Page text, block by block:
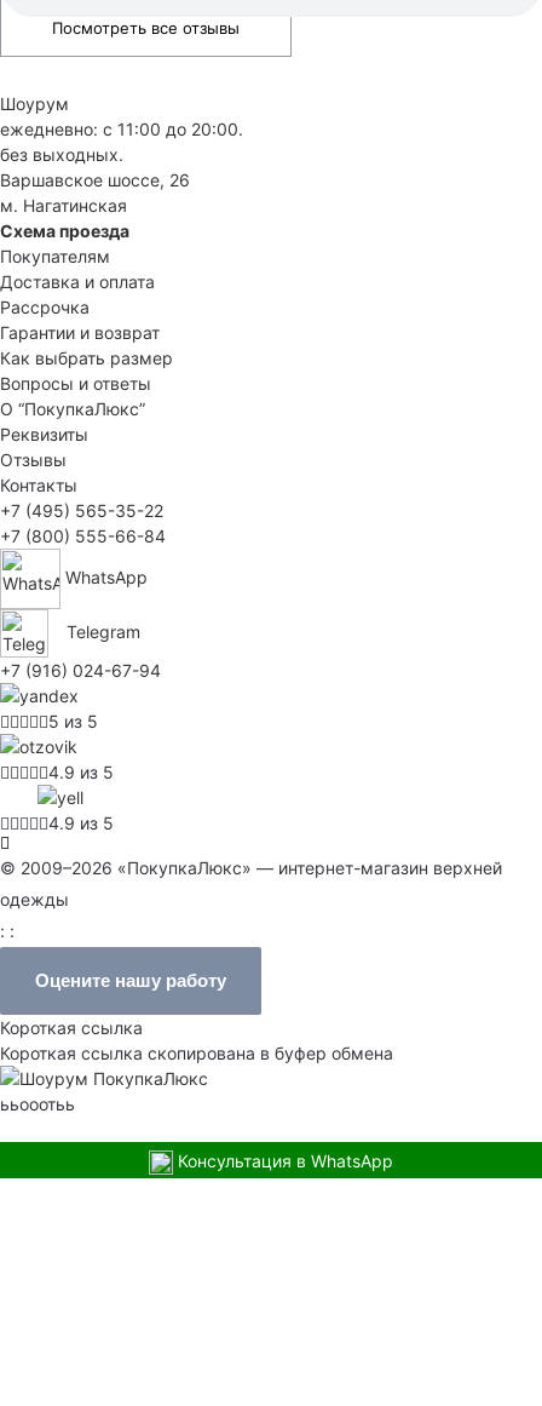
Посмотреть все отзывы
Шоурум
ежедневно: с 11:00 до 20:00.
без выходных.
Варшавское шоссе, 26
м. Нагатинская
Схема проезда
Покупателям
Доставка и оплата
Рассрочка
Гарантии и возврат
Как выбрать размер
Вопросы и ответы
О “ПокупкаЛюкс”
Реквизиты
Отзывы
Контакты
+7 (495) 565-35-22
+7 (800) 555-66-84
WhatsApp
Telegram
+7 (916) 024-67-94
5 из 5
4.9 из 5
4.9 из 5
© 2009–2026 «ПокупкаЛюкс» — интернет-магазин верхней
одежды
: :
Оцените нашу работу
Короткая ссылка
Короткая ссылка скопирована в буфер обмена
ььооотьь
Консультация в WhatsApp